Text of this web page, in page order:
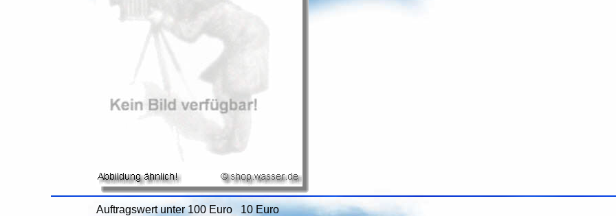
Auftragswert unter 100 Euro 10 Euro